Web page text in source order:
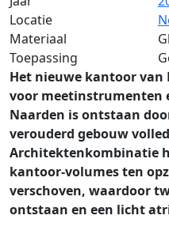
Locatie
Materiaal
Toepassing
Het nieuwe kantoor van
voor meetinstrumenten
Naarden is ontstaan
verouderd gebouw
Architektenkombinatie
kantoor-volumes ten
verschoven, waardoor
ontstaan en een licht